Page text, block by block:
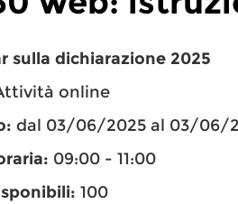
sulla dichiarazione 2025
online
dal 03/06/2025 al 03/06/
09:00 - 11:00
100